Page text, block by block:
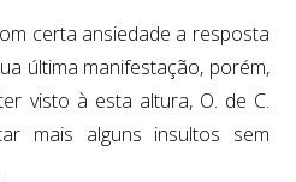
certa ansiedade a resposta
última manifestação, porém,
visto à esta altura, O. de C.
mais alguns insultos sem